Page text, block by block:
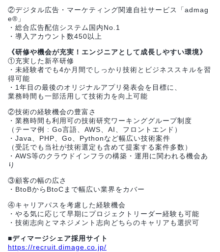
②デジタル広告・マーケティング関連自社サービス「admag
e®」
・総合広告配信システム国内No.1
・導入アカウント数450以上
《研修や機会が充実！エンジニアとして成長しやすい環境》
①充実した新卒研修
・未経験者でも4か月間でしっかり技術とビジネススキルを習
得可能
・1年目の最後のオリジナルアプリ発表会を目標に、
業務時間も一部活用して技術力を向上可能
②技術の経験機会の豊富さ
・業務時間も利用可の技術研究ワーキンググループ制度
（テーマ例 : Go言語、AWS、AI、フロントエンド）
・Java、PHP、Go、Pythonなど幅広い技術案件
（受託でも当社が技術選定も含めて提案する案件多数）
・AWS等のクラウドインフラの構築・運用に関われる機会あ
り
③顧客の幅の広さ
・BtoBからBtoCまで幅広い業界をカバー
④キャリアパスを考慮した経験機会
・やる気に応じて早期にプロジェクトリーダー経験も可能
・技術志向とマネジメント志向どちらのキャリアも選択可
■ディマージシェア採用サイト
https://recruit.dimage.co.jp/